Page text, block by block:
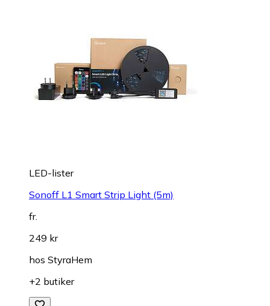
LED-lister
Sonoff L1 Smart Strip Light (5m)
fr.
249 kr
hos StyraHem
+2 butiker